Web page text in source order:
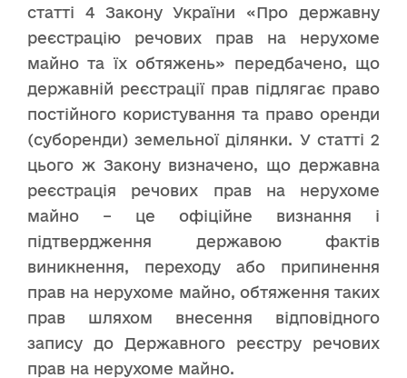
статті 4 Закону України «Про державну
реєстрацію речових прав на нерухоме
майно та їх обтяжень» передбачено, що
державній реєстрації прав підлягає право
постійного користування та право оренди
(суборенди) земельної ділянки. У статті 2
цього ж Закону визначено, що державна
реєстрація речових прав на нерухоме
майно – це офіційне визнання і
підтвердження державою фактів
виникнення, переходу або припинення
прав на нерухоме майно, обтяження таких
прав шляхом внесення відповідного
запису до Державного реєстру речових
прав на нерухоме майно.